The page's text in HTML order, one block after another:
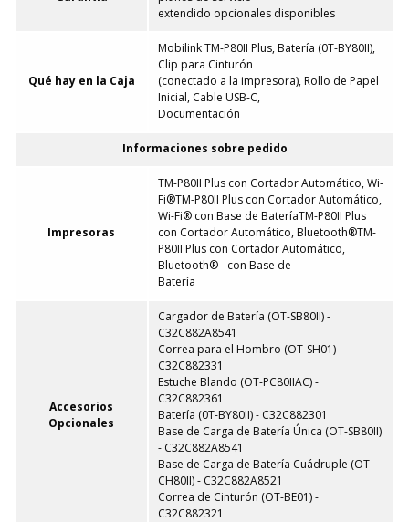
extendido opcionales disponibles
Qué hay en la Caja
Mobilink TM-P80II Plus, Batería (0T-BY80II),
Clip para Cinturón
(conectado a la impresora), Rollo de Papel
Inicial, Cable USB-C,
Documentación
Informaciones sobre pedido
Impresoras
TM-P80II Plus con Cortador Automático, Wi-
Fi®TM-P80II Plus con Cortador Automático,
Wi-Fi® con Base de BateríaTM-P80II Plus
con Cortador Automático, Bluetooth®TM-
P80II Plus con Cortador Automático,
Bluetooth® - con Base de
Batería
Accesorios
Opcionales
Cargador de Batería (OT-SB80II) -
C32C882A8541
Correa para el Hombro (OT-SH01) -
C32C882331
Estuche Blando (OT-PC80IIAC) -
C32C882361
Batería (0T-BY80II) - C32C882301
Base de Carga de Batería Única (OT-SB80II)
- C32C882A8541
Base de Carga de Batería Cuádruple (OT-
CH80II) - C32C882A8521
Correa de Cinturón (OT-BE01) -
C32C882321